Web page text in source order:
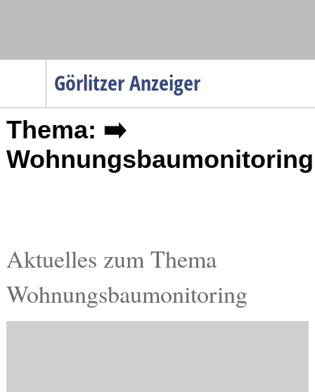
Görlitzer Anzeiger
Menüpunkte
Startseite
Gesellschaft
Gesundheit
Kultur
Thema: ➡️
Wohnungsbaumonitoring
Aktuelles zum Thema
Wohnungsbaumonitoring